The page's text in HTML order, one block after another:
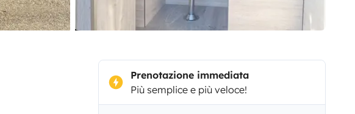
Prenotazione immediata
Più semplice e più veloce!